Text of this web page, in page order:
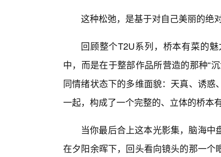
这种松弛，是基于对自己美丽的绝
回顾整个T2U系列，桥本有菜的
中，而是在于整部作品所营造的那种“
同情绪状态下的多维面貌：天真、诱
一起，构成了一个完整的、立体的桥本
当你最后合上这本光影集，脑海
在夕阳余晖下，回头看向镜头的那一